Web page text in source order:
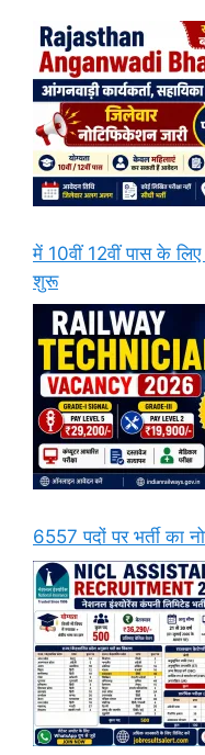
में 10वीं 12वीं पास के
शुरू
6557 पदों पर भर्ती का